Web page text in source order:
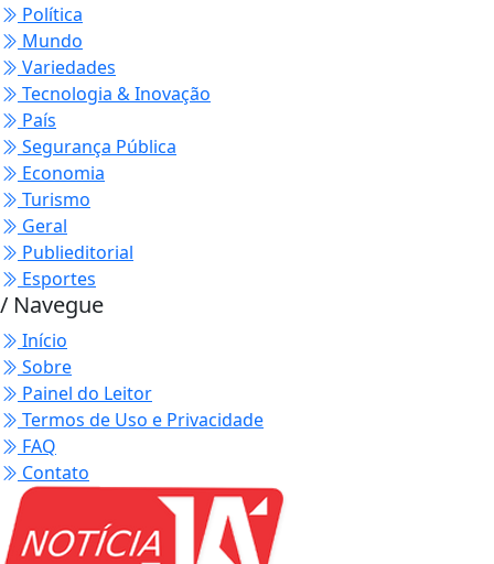
Política
Mundo
Variedades
Tecnologia & Inovação
País
Segurança Pública
Economia
Turismo
Geral
Publieditorial
Esportes
/ Navegue
Início
Sobre
Painel do Leitor
Termos de Uso e Privacidade
FAQ
Contato